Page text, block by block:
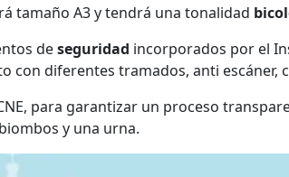
tamaño A3 y tendrá una tonalidad
deseguridad incorporados por el
con diferentes tramados, anti escáner,
para garantizar un proceso
y una urna.